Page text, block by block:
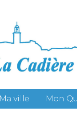
Ma ville Mon